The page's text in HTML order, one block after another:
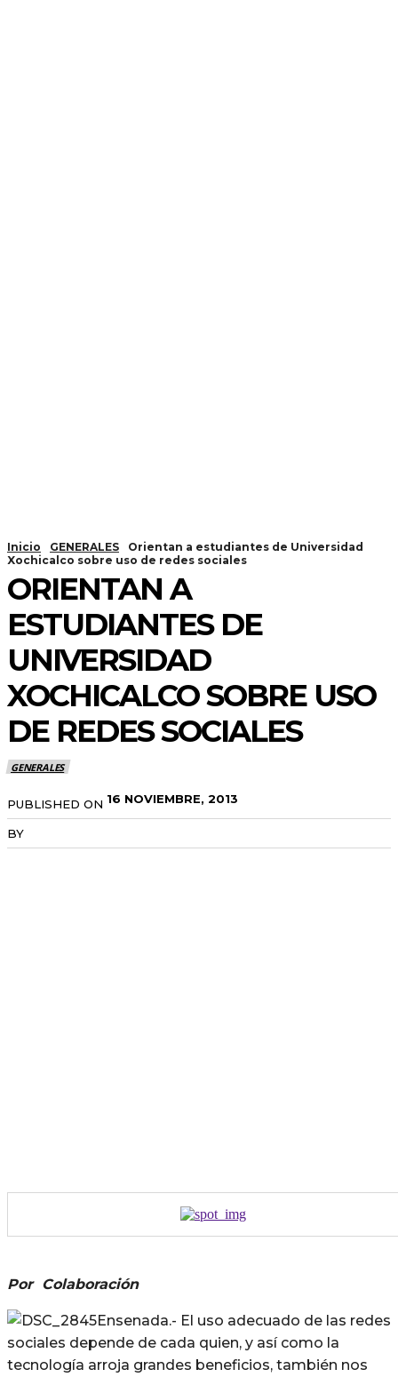
Inicio GENERALES
Orientan a estudiantes de Universidad
Xochicalco sobre uso de redes sociales
ORIENTAN A
ESTUDIANTES DE
UNIVERSIDAD
XOCHICALCO SOBRE USO
DE REDES SOCIALES
GENERALES
PUBLISHED ON 16 NOVIEMBRE, 2013
BY
Por Colaboración
Ensenada.- El uso adecuado de las redes
sociales depende de cada quien, y así como la
tecnología arroja grandes beneficios, también nos